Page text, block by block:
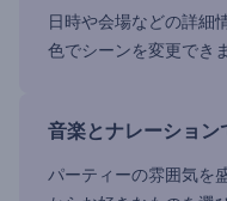
日時や会場などの詳細
色でシーンを変更できま
音楽とナレーション
パーティーの雰囲気を